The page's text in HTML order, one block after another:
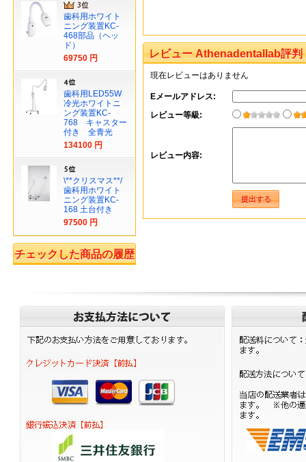
レビュー Athenadentallab評判
現在レビューはありません
Eメールアドレス:
レビュー等級:
レビュー内容:
歯科用ホワイト
ニング装置KC-
468部品（ヘッ
ド）
69750 円
歯科用LED55W
冷光ホワイトニ
ング装置KC-
768 キャスター
付き 全青光
134100 円
\**クリスマス**/
歯科用ホワイト
ニング装置KC-
168 土台付き
97500 円
チェックした商品の履歴